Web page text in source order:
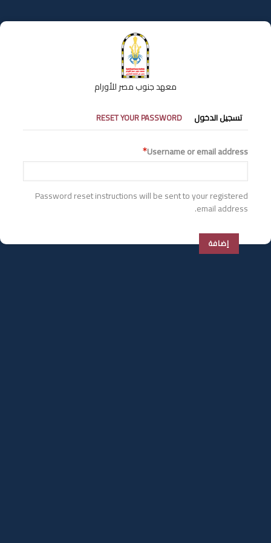
إلى
المحتوى
معهد جنوب مصر للأورام
التبويبات
الأساسية
تسجيل الدخول RESET YOUR PASSWORD
Username or email address
Password reset instructions will be sent to your registered
email address.